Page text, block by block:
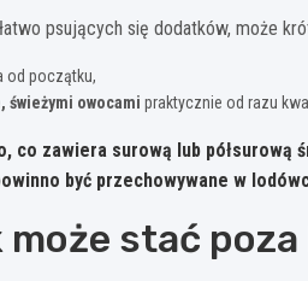
psujących się dodatków, może
od początku,
świeżymi owocami praktycznie od razu
co zawiera surową lub półsurową
być przechowywane w
stać